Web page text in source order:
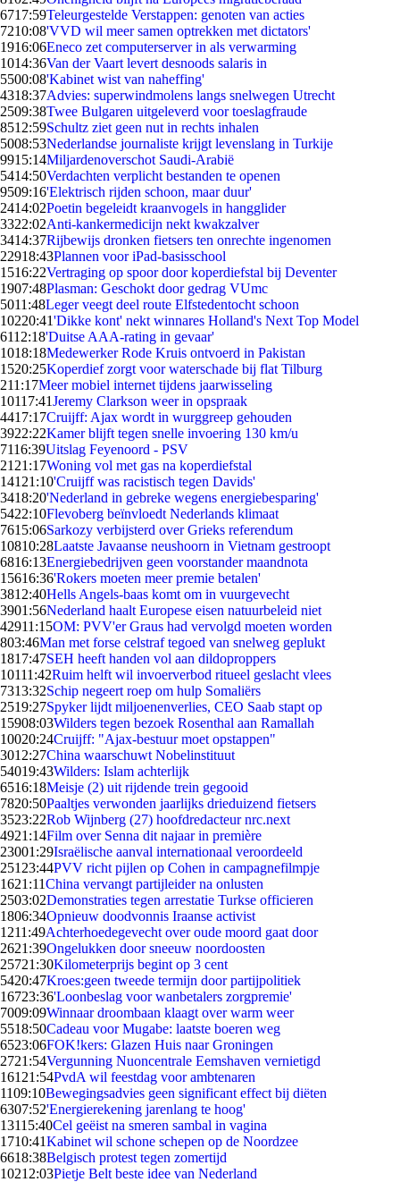
6717:59Teleurgestelde Verstappen: genoten van acties
7210:08'VVD wil meer samen optrekken met dictators'
1916:06Eneco zet computerserver in als verwarming
1014:36Van der Vaart levert desnoods salaris in
5500:08'Kabinet wist van naheffing'
4318:37Advies: superwindmolens langs snelwegen Utrecht
2509:38Twee Bulgaren uitgeleverd voor toeslagfraude
8512:59Schultz ziet geen nut in rechts inhalen
5008:53Nederlandse journaliste krijgt levenslang in Turkije
9915:14Miljardenoverschot Saudi-Arabië
5414:50Verdachten verplicht bestanden te openen
9509:16'Elektrisch rijden schoon, maar duur'
2414:02Poetin begeleidt kraanvogels in hangglider
3322:02Anti-kankermedicijn nekt kwakzalver
3414:37Rijbewijs dronken fietsers ten onrechte ingenomen
22918:43Plannen voor iPad-basisschool
1516:22Vertraging op spoor door koperdiefstal bij Deventer
1907:48Plasman: Geschokt door gedrag VUmc
5011:48Leger veegt deel route Elfstedentocht schoon
10220:41'Dikke kont' nekt winnares Holland's Next Top Model
6112:18'Duitse AAA-rating in gevaar'
1018:18Medewerker Rode Kruis ontvoerd in Pakistan
1520:25Koperdief zorgt voor waterschade bij flat Tilburg
211:17Meer mobiel internet tijdens jaarwisseling
10117:41Jeremy Clarkson weer in opspraak
4417:17Cruijff: Ajax wordt in wurggreep gehouden
3922:22Kamer blijft tegen snelle invoering 130 km/u
7116:39Uitslag Feyenoord - PSV
21 21:17Woning vol met gas na koperdiefstal
141 21:10'Cruijff was racistisch tegen Davids'
3418:20'Nederland in gebreke wegens energiebesparing'
5422:10Flevoberg beïnvloedt Nederlands klimaat
7615:06Sarkozy verbijsterd over Grieks referendum
10810:28Laatste Javaanse neushoorn in Vietnam gestroopt
6816:13Energiebedrijven geen voorstander maandnota
15616:36'Rokers moeten meer premie betalen'
3812:40Hells Angels-baas komt om in vuurgevecht
3901:56Nederland haalt Europese eisen natuurbeleid niet
42911:15OM: PVV'er Graus had vervolgd moeten worden
803:46Man met forse celstraf tegoed van snelweg geplukt
1817:47SEH heeft handen vol aan dildoproppers
10111:42Ruim helft wil invoerverbod ritueel geslacht vlees
7313:32Schip negeert roep om hulp Somaliërs
2519:27Spyker lijdt miljoenenverlies, CEO Saab stapt op
15908:03Wilders tegen bezoek Rosenthal aan Ramallah
10020:24Cruijff: "Ajax-bestuur moet opstappen"
3012:27China waarschuwt Nobelinstituut
54019:43Wilders: Islam achterlijk
6516:18Meisje (2) uit rijdende trein gegooid
7820:50Paaltjes verwonden jaarlijks drieduizend fietsers
3523:22Rob Wijnberg (27) hoofdredacteur nrc.next
4921:14Film over Senna dit najaar in première
23001:29Israëlische aanval internationaal veroordeeld
251 23:44PVV richt pijlen op Cohen in campagnefilmpje
1621:11China vervangt partijleider na onlusten
2503:02Demonstraties tegen arrestatie Turkse officieren
1806:34Opnieuw doodvonnis Iraanse activist
1211:49Achterhoedegevecht over oude moord gaat door
2621:39Ongelukken door sneeuw noordoosten
25721:30Kilometerprijs begint op 3 cent
5420:47Kroes:geen tweede termijn door partijpolitiek
16723:36'Loonbeslag voor wanbetalers zorgpremie'
7009:09Winnaar droombaan klaagt over warm weer
5518:50Cadeau voor Mugabe: laatste boeren weg
6523:06FOK!kers: Glazen Huis naar Groningen
2721:54Vergunning Nuoncentrale Eemshaven vernietigd
161 21:54PvdA wil feestdag voor ambtenaren
1109:10Bewegingsadvies geen significant effect bij diëten
6307:52'Energierekening jarenlang te hoog'
13115:40Cel geëist na smeren sambal in vagina
1710:41Kabinet wil schone schepen op de Noordzee
6618:38Belgisch protest tegen zomertijd
10212:03Pietje Belt beste idee van Nederland